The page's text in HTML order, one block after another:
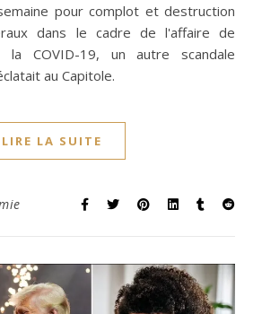
pour complot et destruction
dans le cadre de l'affaire de
la COVID-19, un autre scandale
au Capitole.
LIRE LA SUITE